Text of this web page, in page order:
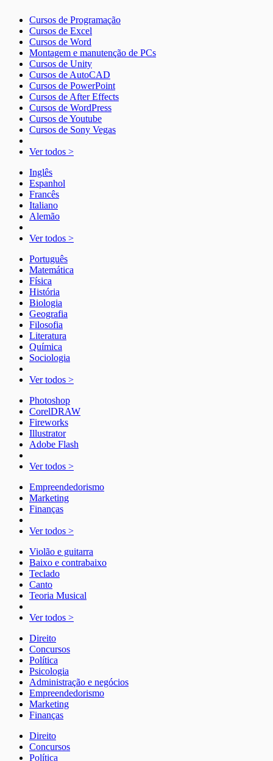
Cursos de Programação
Cursos de Excel
Cursos de Word
Montagem e manutenção de PCs
Cursos de Unity
Cursos de AutoCAD
Cursos de PowerPoint
Cursos de After Effects
Cursos de WordPress
Cursos de Youtube
Cursos de Sony Vegas
Ver todos >
Inglês
Espanhol
Francês
Italiano
Alemão
Ver todos >
Português
Matemática
Física
História
Biologia
Geografia
Filosofia
Literatura
Química
Sociologia
Ver todos >
Photoshop
CorelDRAW
Fireworks
Illustrator
Adobe Flash
Ver todos >
Empreendedorismo
Marketing
Finanças
Ver todos >
Violão e guitarra
Baixo e contrabaixo
Teclado
Canto
Teoria Musical
Ver todos >
Direito
Concursos
Política
Psicologia
Administração e negócios
Empreendedorismo
Marketing
Finanças
Direito
Concursos
Política